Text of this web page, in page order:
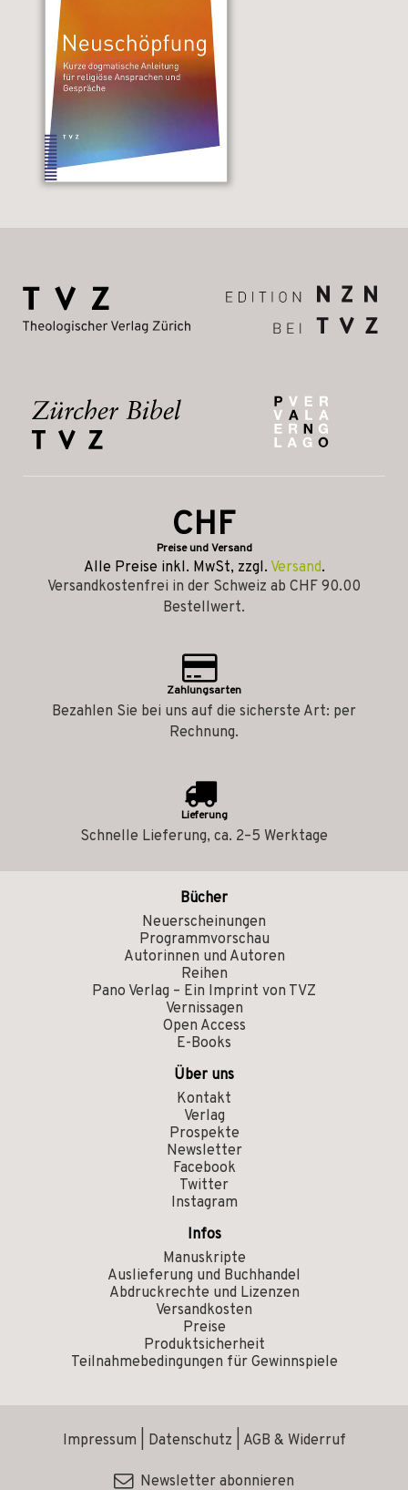
CHF
Preise und Versand
Alle Preise inkl. MwSt, zzgl. Versand.
Versandkostenfrei in der Schweiz ab CHF 90.00
Bestellwert.
Zahlungsarten
Bezahlen Sie bei uns auf die sicherste Art: per
Rechnung.
Lieferung
Schnelle Lieferung, ca. 2–5 Werktage
Bücher
Neuerscheinungen
Programmvorschau
Autorinnen und Autoren
Reihen
Pano Verlag – Ein Imprint von TVZ
Vernissagen
Open Access
E-Books
Über uns
Kontakt
Verlag
Prospekte
Newsletter
Facebook
Twitter
Instagram
Infos
Manuskripte
Auslieferung und Buchhandel
Abdruckrechte und Lizenzen
Versandkosten
Preise
Produktsicherheit
Teilnahmebedingungen für Gewinnspiele
Impressum Datenschutz AGB & Widerruf
Newsletter abonnieren